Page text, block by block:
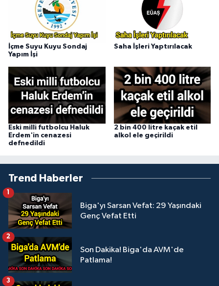
İçme Suyu Kuyu Sondaj
Yapım İşi
Saha İşleri Yaptırılacak
Eski milli futbolcu Haluk
Erdem'in cenazesi
defnedildi
2 bin 400 litre kaçak etil
alkol ele geçirildi
Trend Haberler
Biga'yı Sarsan Vefat: 29 Yaşındaki
Genç Vefat Etti
Son Dakika! Biga'da AVM'de
Patlama!
2
3